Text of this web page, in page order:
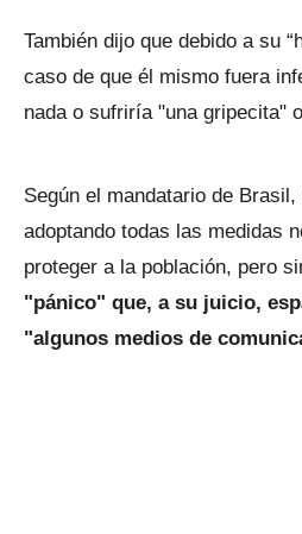
También dijo que debido a su
caso de que él mismo fuera
nada o sufriría "una gripecita"
Según el mandatario de
adoptando todas las medidas
proteger a la población, pero
"pánico" que, a su juicio,
"algunos medios de